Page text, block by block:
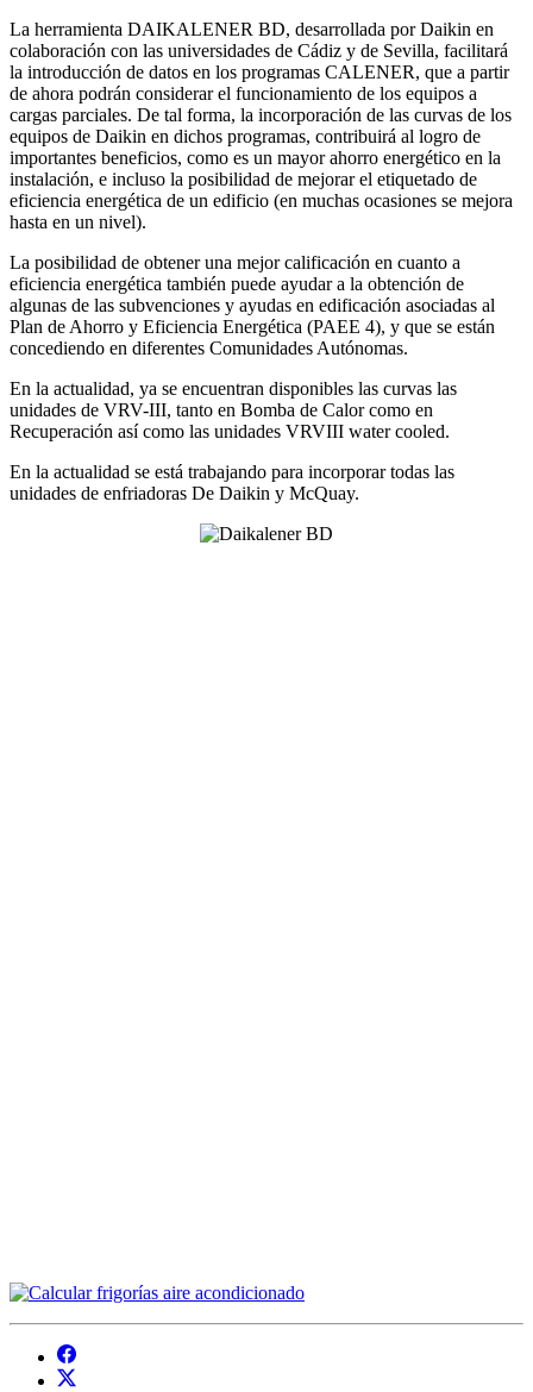
La herramienta DAIKALENER BD, desarrollada por Daikin en
colaboración con las universidades de Cádiz y de Sevilla, facilitará
la introducción de datos en los programas CALENER, que a partir
de ahora podrán considerar el funcionamiento de los equipos a
cargas parciales. De tal forma, la incorporación de las curvas de los
equipos de Daikin en dichos programas, contribuirá al logro de
importantes beneficios, como es un mayor ahorro energético en la
instalación, e incluso la posibilidad de mejorar el etiquetado de
eficiencia energética de un edificio (en muchas ocasiones se mejora
hasta en un nivel).
La posibilidad de obtener una mejor calificación en cuanto a
eficiencia energética también puede ayudar a la obtención de
algunas de las subvenciones y ayudas en edificación asociadas al
Plan de Ahorro y Eficiencia Energética (PAEE 4), y que se están
concediendo en diferentes Comunidades Autónomas.
En la actualidad, ya se encuentran disponibles las curvas las
unidades de VRV-III, tanto en Bomba de Calor como en
Recuperación así como las unidades VRVIII water cooled.
En la actualidad se está trabajando para incorporar todas las
unidades de enfriadoras De Daikin y McQuay.